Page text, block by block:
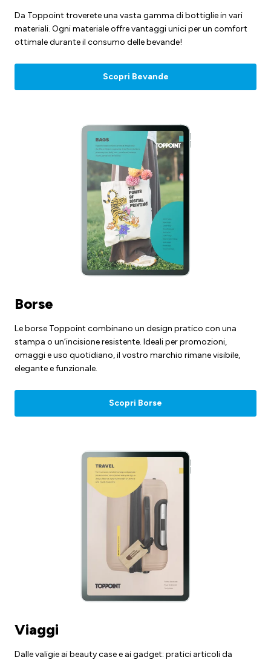
Da Toppoint troverete una vasta gamma di bottiglie in vari
materiali. Ogni materiale offre vantaggi unici per un comfort
ottimale durante il consumo delle bevande!
Scopri Bevande
Borse
Le borse Toppoint combinano un design pratico con una
stampa o un’incisione resistente. Ideali per promozioni,
omaggi e uso quotidiano, il vostro marchio rimane visibile,
elegante e funzionale.
Scopri Borse
Viaggi
Dalle valigie ai beauty case e ai gadget: pratici articoli da